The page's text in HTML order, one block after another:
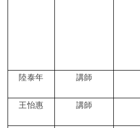
陸泰年 講師
王怡惠 講師